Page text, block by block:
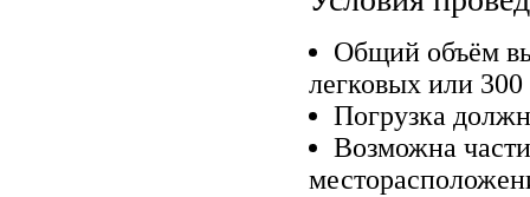
Общий объём
легковых или 300
Погрузка
Возможна